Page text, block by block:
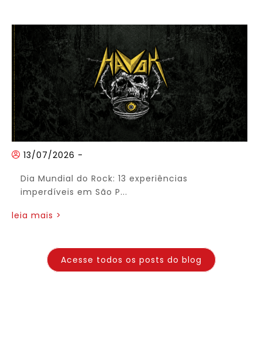
13/07/2026 -
Dia Mundial do Rock: 13 experiências
imperdíveis em São P...
leia mais >
Acesse todos os posts do blog